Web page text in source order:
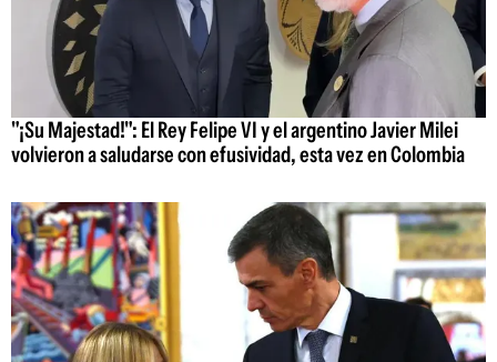
"¡Su Majestad!": El Rey Felipe VI y el argentino Javier Milei
volvieron a saludarse con efusividad, esta vez en Colombia